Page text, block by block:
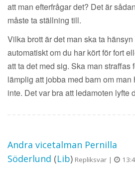
att man efterfrågar det? Det är
måste ta ställning till.
Vilka brott är det man ska ta
automatiskt om du har kört för fort
att ta det med sig. Ska man straffas
lämplig att jobba med barn om man
inte. Det var bra att ledamoten lyfte
Andra vicetalman Pernilla
Söderlund (Lib) Repliksvar |